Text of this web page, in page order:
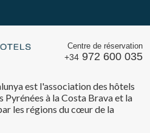
Centre de réservation
+34 972 600 035
est l'association des hôtels
Pyrénées à la Costa Brava et la
les régions du cœur de la